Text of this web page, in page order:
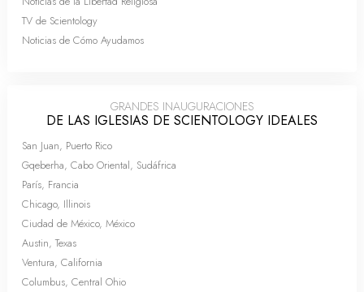
TV de Scientology
Noticias de Cómo Ayudamos
GRANDES INAUGURACIONES
DE LAS IGLESIAS DE SCIENTOLOGY IDEALES
San Juan, Puerto Rico
Gqeberha, Cabo Oriental, Sudáfrica
París, Francia
Chicago, Illinois
Ciudad de México, México
Austin, Texas
Ventura, California
Columbus, Central Ohio